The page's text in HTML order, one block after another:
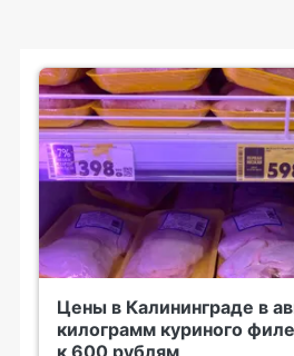
Цены в Калининграде в
килограмм куриного
к 600 рублям